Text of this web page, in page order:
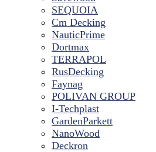
SEQUOIA
Cm Decking
NauticPrime
Dortmax
TERRAPOL
RusDecking
Faynag
POLIVAN GROUP
I-Techplast
GardenParkett
NanoWood
Deckron